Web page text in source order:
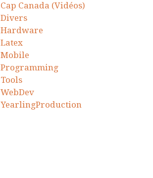
Cap Canada (Vidéos)
Divers
Hardware
Latex
Mobile
Programming
Tools
WebDev
YearlingProduction